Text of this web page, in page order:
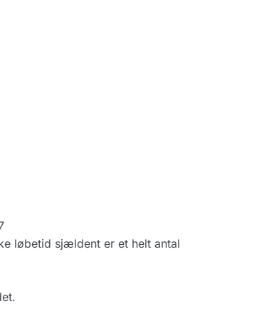
løbetid sjældent er et helt antal